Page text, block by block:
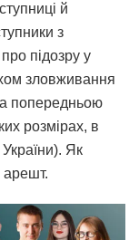
й
з
підозру у
зловживання
попередньою
розмірах, в
Як
арешт.